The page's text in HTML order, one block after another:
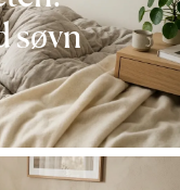
søvn